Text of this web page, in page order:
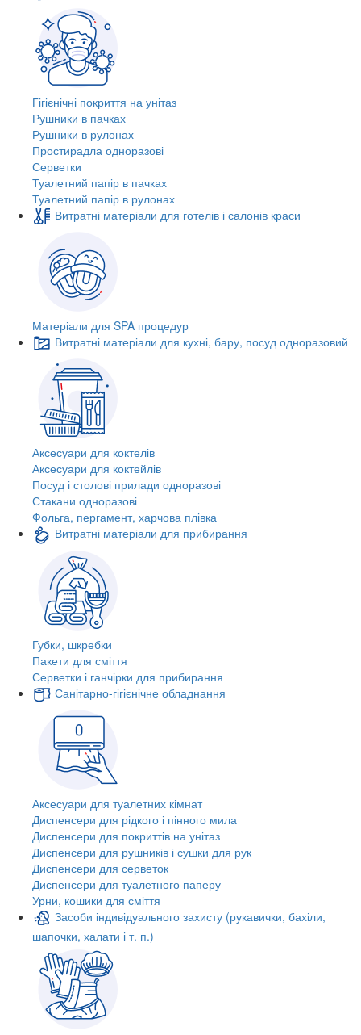
Гігієнічні покриття на унітаз
Рушники в пачках
Рушники в рулонах
Простирадла одноразові
Серветки
Туалетний папір в пачках
Туалетний папір в рулонах
Витратні матеріали для готелів і салонів краси
Матеріали для SPA процедур
Витратні матеріали для кухні, бару, посуд одноразовий
Аксесуари для коктелів
Аксесуари для коктейлів
Посуд і столові прилади одноразові
Стакани одноразові
Фольга, пергамент, харчова плівка
Витратні матеріали для прибирання
Губки, шкребки
Пакети для сміття
Серветки і ганчірки для прибирання
Санітарно-гігієнічне обладнання
Аксесуари для туалетних кімнат
Диспенсери для рідкого і пінного мила
Диспенсери для покриттів на унітаз
Диспенсери для рушників і сушки для рук
Диспенсери для серветок
Диспенсери для туалетного паперу
Урни, кошики для сміття
Засоби індивідуального захисту (рукавички, бахіли,
шапочки, халати і т. п.)